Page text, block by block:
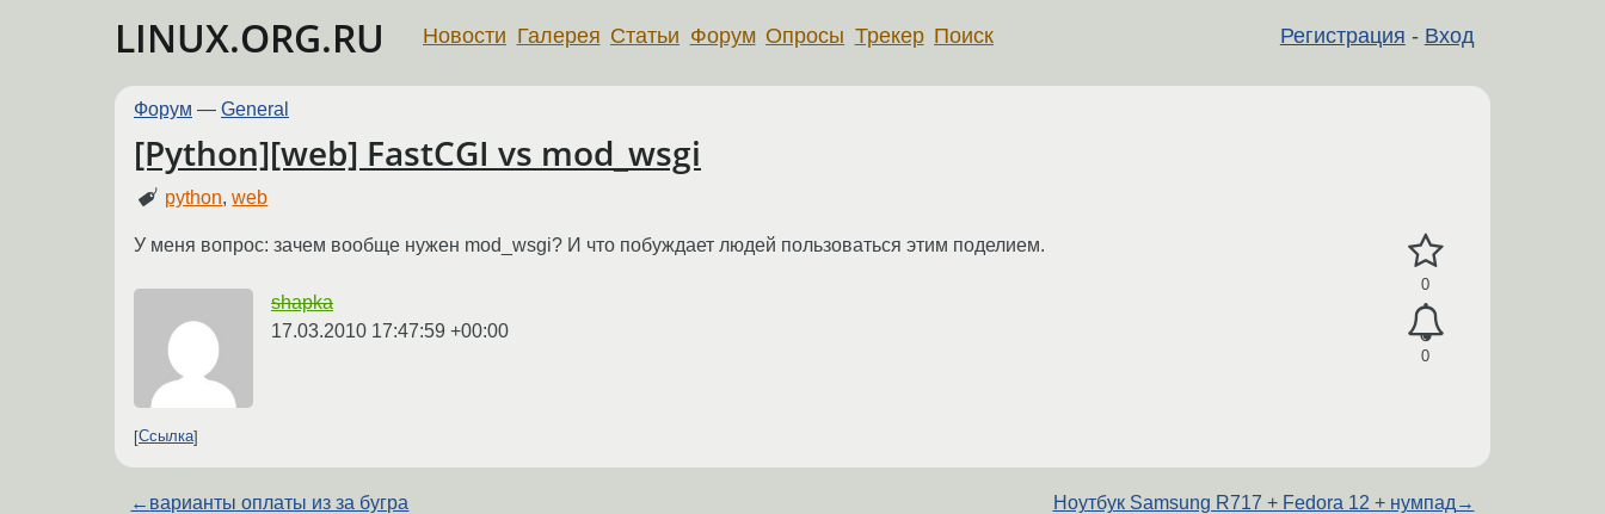
LINUX.ORG.RU Регистрация - Вход
Новости Галерея Статьи Форум Опросы Трекер Поиск
Форум — General
[Python][web] FastCGI vs mod_wsgi
python,web
0
0
У меня вопрос: зачем вообще нужен mod_wsgi? И что побуждает людей пользоваться этим поделием.
shapka
17.03.2010 17:47:59 +00:00
Ссылка
← варианты оплаты из за бугра Ноутбук Samsung R717 + Fedora 12 + нумпад →